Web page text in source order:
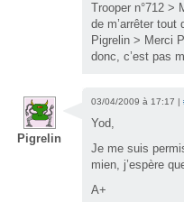
Trooper n°712 >
de m’arrêter tout
Pigrelin > Merci
donc, c’est pas
Pigrelin
03/04/2009 à 17:17 |
Yod,
Je me suis
mien, j’espère
A+